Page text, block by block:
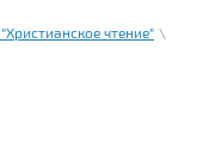
чтение" \